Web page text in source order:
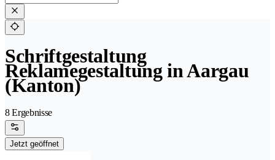
Schriftgestaltung
Reklamegestaltung in Aargau
(Kanton)
8 Ergebnisse
Jetzt geöffnet